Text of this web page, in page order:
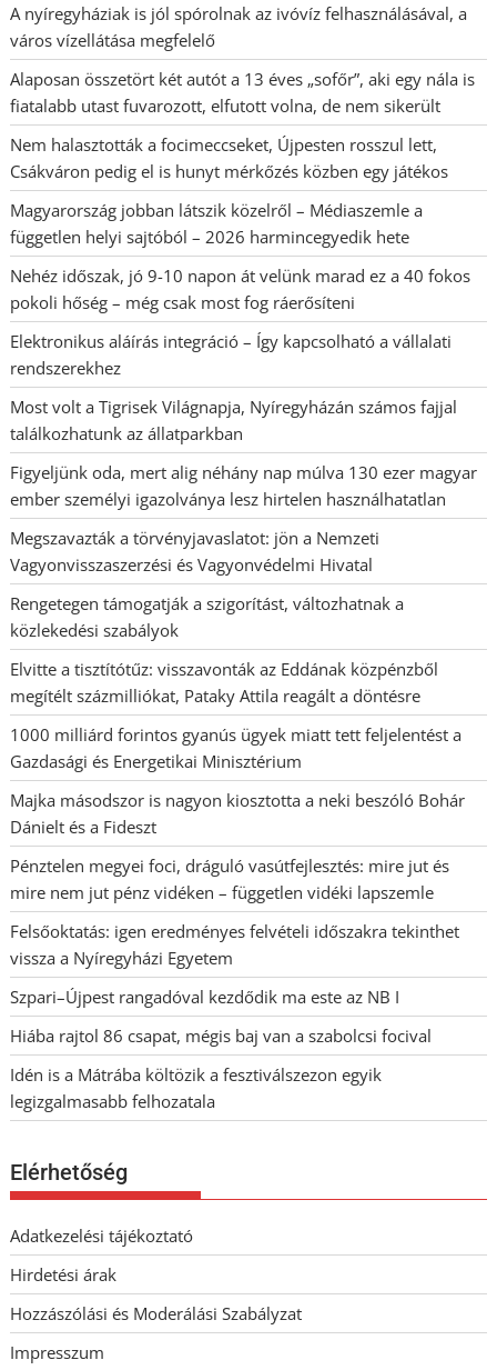
A nyíregyháziak is jól spórolnak az ivóvíz felhasználásával, a
város vízellátása megfelelő
Alaposan összetört két autót a 13 éves „sofőr”, aki egy nála is
fiatalabb utast fuvarozott, elfutott volna, de nem sikerült
Nem halasztották a focimeccseket, Újpesten rosszul lett,
Csákváron pedig el is hunyt mérkőzés közben egy játékos
Magyarország jobban látszik közelről – Médiaszemle a
független helyi sajtóból – 2026 harmincegyedik hete
Nehéz időszak, jó 9-10 napon át velünk marad ez a 40 fokos
pokoli hőség – még csak most fog ráerősíteni
Elektronikus aláírás integráció – Így kapcsolható a vállalati
rendszerekhez
Most volt a Tigrisek Világnapja, Nyíregyházán számos fajjal
találkozhatunk az állatparkban
Figyeljünk oda, mert alig néhány nap múlva 130 ezer magyar
ember személyi igazolványa lesz hirtelen használhatatlan
Megszavazták a törvényjavaslatot: jön a Nemzeti
Vagyonvisszaszerzési és Vagyonvédelmi Hivatal
Rengetegen támogatják a szigorítást, változhatnak a
közlekedési szabályok
Elvitte a tisztítótűz: visszavonták az Eddának közpénzből
megítélt százmilliókat, Pataky Attila reagált a döntésre
1000 milliárd forintos gyanús ügyek miatt tett feljelentést a
Gazdasági és Energetikai Minisztérium
Majka másodszor is nagyon kiosztotta a neki beszóló Bohár
Dánielt és a Fideszt
Pénztelen megyei foci, dráguló vasútfejlesztés: mire jut és
mire nem jut pénz vidéken – független vidéki lapszemle
Felsőoktatás: igen eredményes felvételi időszakra tekinthet
vissza a Nyíregyházi Egyetem
Szpari–Újpest rangadóval kezdődik ma este az NB I
Hiába rajtol 86 csapat, mégis baj van a szabolcsi focival
Idén is a Mátrába költözik a fesztiválszezon egyik
legizgalmasabb felhozatala
Elérhetőség
Adatkezelési tájékoztató
Hirdetési árak
Hozzászólási és Moderálási Szabályzat
Impresszum